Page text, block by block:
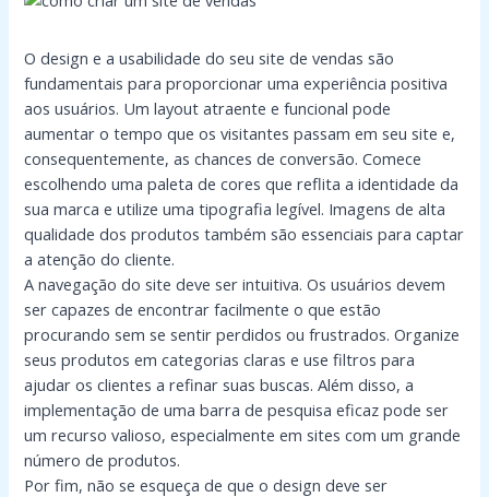
O design e a usabilidade do seu site de vendas são
fundamentais para proporcionar uma experiência positiva
aos usuários. Um layout atraente e funcional pode
aumentar o tempo que os visitantes passam em seu site e,
consequentemente, as chances de conversão. Comece
escolhendo uma paleta de cores que reflita a identidade da
sua marca e utilize uma tipografia legível. Imagens de alta
qualidade dos produtos também são essenciais para captar
a atenção do cliente.
A navegação do site deve ser intuitiva. Os usuários devem
ser capazes de encontrar facilmente o que estão
procurando sem se sentir perdidos ou frustrados. Organize
seus produtos em categorias claras e use filtros para
ajudar os clientes a refinar suas buscas. Além disso, a
implementação de uma barra de pesquisa eficaz pode ser
um recurso valioso, especialmente em sites com um grande
número de produtos.
Por fim, não se esqueça de que o design deve ser